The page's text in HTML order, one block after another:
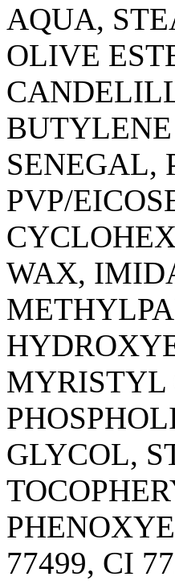
AQUA,
OLIVE
SENEGAL,
PVP/
WAX,
MYRISTYL
GLYCOL,
77499, CI